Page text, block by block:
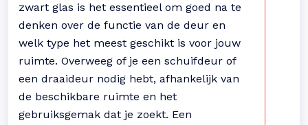
zwart glas is het essentieel om goed na te
denken over de functie van de deur en
welk type het meest geschikt is voor jouw
ruimte. Overweeg of je een schuifdeur of
een draaideur nodig hebt, afhankelijk van
de beschikbare ruimte en het
gebruiksgemak dat je zoekt. Een